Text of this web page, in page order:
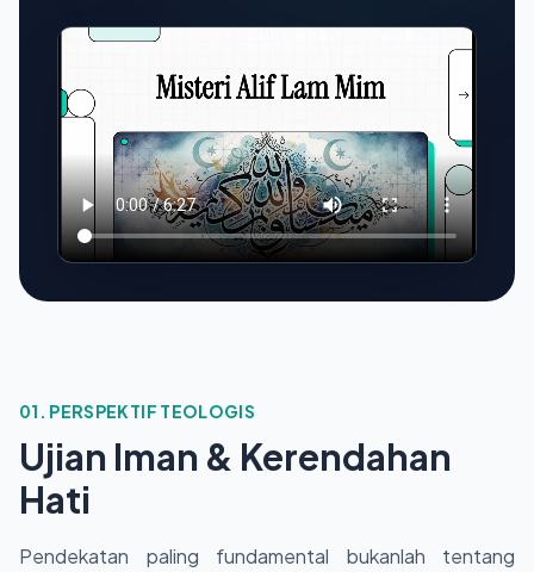
01. PERSPEKTIF TEOLOGIS
Ujian Iman & Kerendahan
Hati
Pendekatan paling fundamental bukanlah tentang